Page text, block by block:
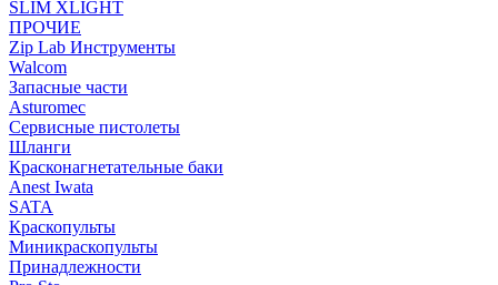
SLIM XLIGHT
ПРОЧИЕ
Zip Lab Инструменты
Walсom
Запасные части
Asturomec
Сервисные пистолеты
Шланги
Красконагнетательные баки
Anest Iwata
SATA
Краскопульты
Миникраскопульты
Принадлежности